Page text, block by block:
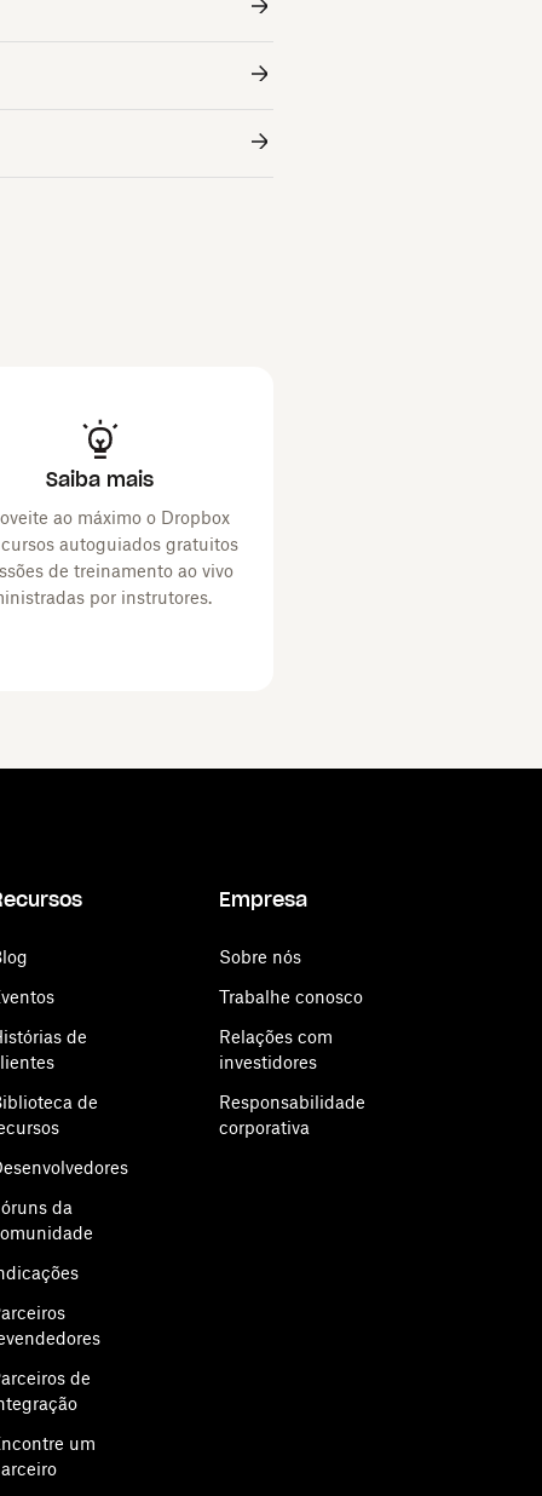
Saiba mais
ao máximo o Dropbox
autoguiados gratuitos
de treinamento ao vivo
por instrutores.
de
de
da
de
um
Empresa
Sobre nós
Trabalhe conosco
Relações com
investidores
Responsabilidade
corporativa